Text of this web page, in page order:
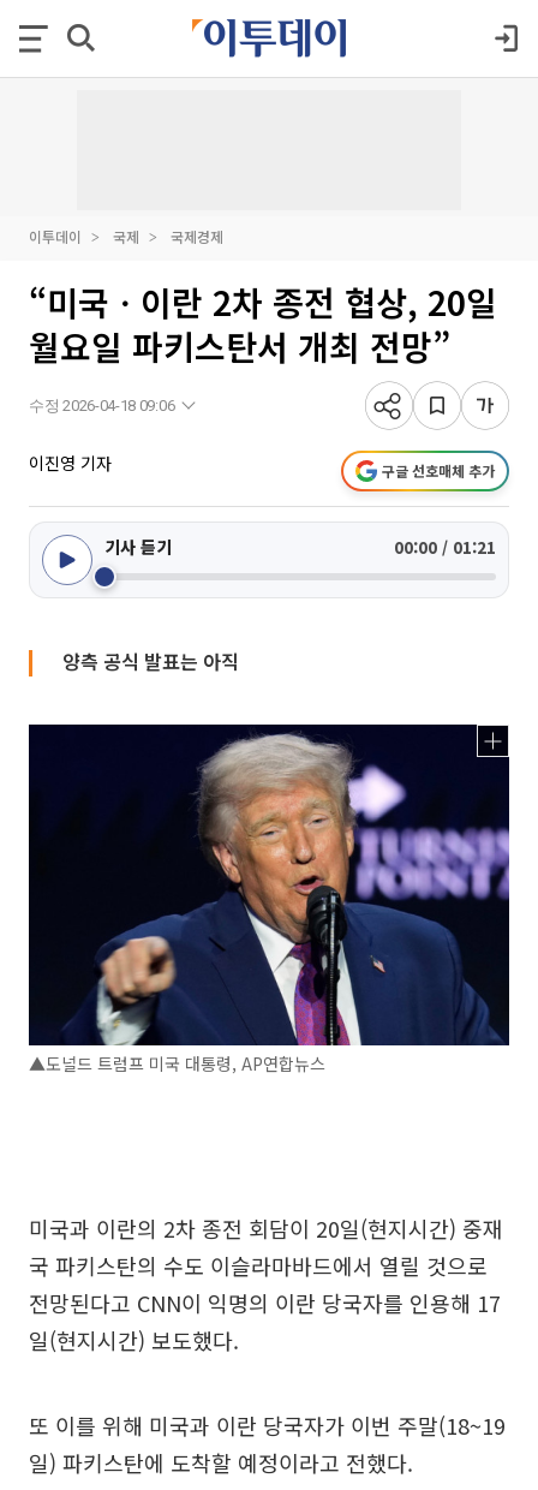
이투데이 국제 국제경제
“미국ㆍ이란 2차 종전 협상, 20일
월요일 파키스탄서 개최 전망”
수정 2026-04-18 09:06
이진영 기자 구글 선호매체 추가
기사 듣기 00:00 / 01:21
양측 공식 발표는 아직
▲도널드 트럼프 미국 대통령, AP연합뉴스
미국과 이란의 2차 종전 회담이 20일(현지시간) 중재
국 파키스탄의 수도 이슬라마바드에서 열릴 것으로
전망된다고 CNN이 익명의 이란 당국자를 인용해 17
일(현지시간) 보도했다.
또 이를 위해 미국과 이란 당국자가 이번 주말(18~19
일) 파키스탄에 도착할 예정이라고 전했다.